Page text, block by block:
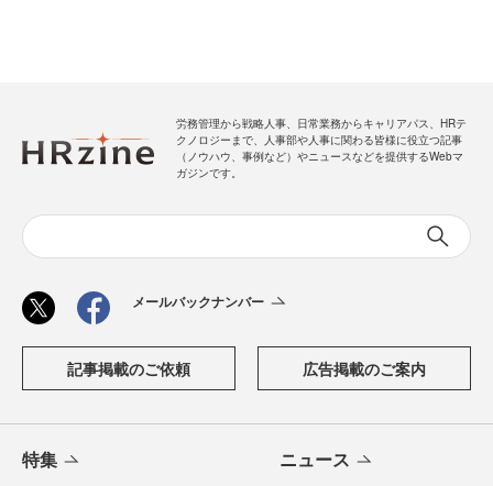
労務管理から戦略人事、日常業務からキャリアパス、HRテ
クノロジーまで、人事部や人事に関わる皆様に役立つ記事
（ノウハウ、事例など）やニュースなどを提供するWebマ
ガジンです。
メールバックナンバー
記事掲載のご依頼 広告掲載のご案内
特集 ニュース